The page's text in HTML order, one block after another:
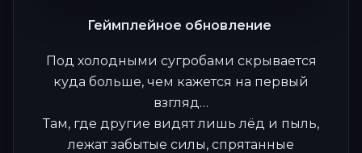
Геймплейное обновление
Под холодными сугробами скрывается
куда больше, чем кажется на первый
взгляд…
Там, где другие видят лишь лёд и пыль,
лежат забытые силы, спрятанные